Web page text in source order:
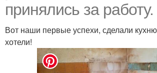
принялись за работу.
Вот наши первые успехи, сделали
хотели!